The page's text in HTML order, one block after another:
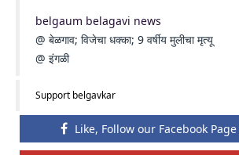
belgaum belagavi news
@ बेळगाव; विजेचा धक्का; 9 वर्षीय मुलीचा मृत्यू
@ इंगळी
Support belgavkar
Like, Follow our Facebook